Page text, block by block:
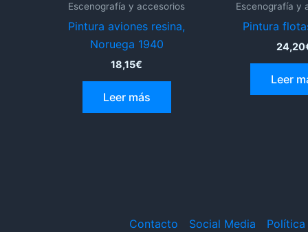
Escenografía y accesorios
Pintura aviones resina,
Noruega 1940
18,15€
Leer más
Escenografía y
Pintura
24,20
Leer
Contacto Social Media